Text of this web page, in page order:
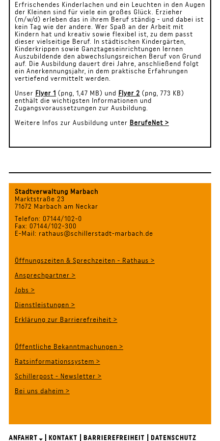
Erfrischendes Kinderlachen und ein Leuchten in den Augen
der Kleinen sind für viele ein großes Glück. Erzieher
(m/w/d) erleben das in ihrem Beruf ständig - und dabei ist
kein Tag wie der andere. Wer Spaß an der Arbeit mit
Kindern hat und kreativ sowie flexibel ist, zu dem passt
dieser vielseitige Beruf. In städtischen Kindergärten,
Kinderkrippen sowie Ganztageseinrichtungen lernen
Auszubildende den abwechslungsreichen Beruf von Grund
auf. Die Ausbildung dauert drei Jahre, anschließend folgt
ein Anerkennungsjahr, in dem praktische Erfahrungen
vertiefend vermittelt werden.
Unser Flyer 1 (png, 1,47 MB) und Flyer 2 (png, 773 KB)
enthält die wichtigsten Informationen und
Zugangsvoraussetzungen zur Ausbildung.
Weitere Infos zur Ausbildung unter BerufeNet >
Stadtverwaltung Marbach
Marktstraße 23
71672 Marbach am Neckar
Telefon: 07144/102-0
Fax: 07144/102-300
E-Mail: rathaus@schillerstadt-marbach.de
Öffnungszeiten & Sprechzeiten - Rathaus >
Ansprechpartner >
Jobs >
Dienstleistungen >
Erklärung zur Barrierefreiheit >
Öffentliche Bekanntmachungen >
Ratsinformationssystem >
Schillerpost - Newsletter >
Bei uns daheim >
ANFAHRT KONTAKT BARRIEREFREIHEIT DATENSCHUTZ